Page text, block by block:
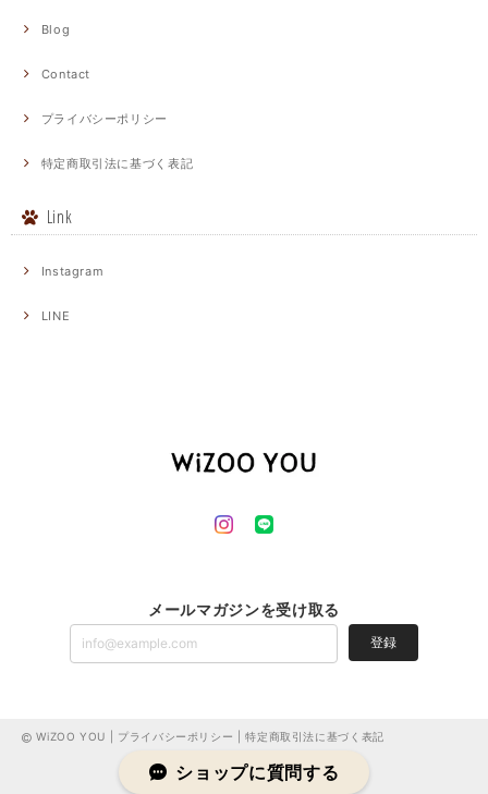
Blog
Contact
プライバシーポリシー
特定商取引法に基づく表記
Link
Instagram
LINE
メールマガジンを受け取る
登録
WiZOO YOU | プライバシーポリシー |特定商取引法に基づく表記
ショップに質問する